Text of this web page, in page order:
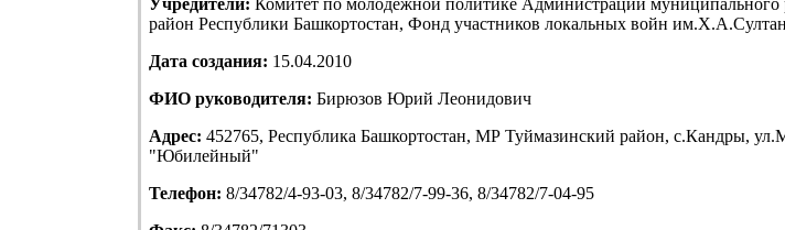
Учредители: Комитет по молодежной политике Администрации муниципального
район Республики Башкортостан, Фонд участников локальных войн
Дата создания: 15.04.2010
ФИО руководителя: Бирюзов Юрий Леонидович
Адрес: 452765, Республика Башкортостан, МР Туймазинский район, с.Кандры,
"Юбилейный"
Телефон: 8/34782/4-93-03, 8/34782/7-99-36, 8/34782/7-04-95